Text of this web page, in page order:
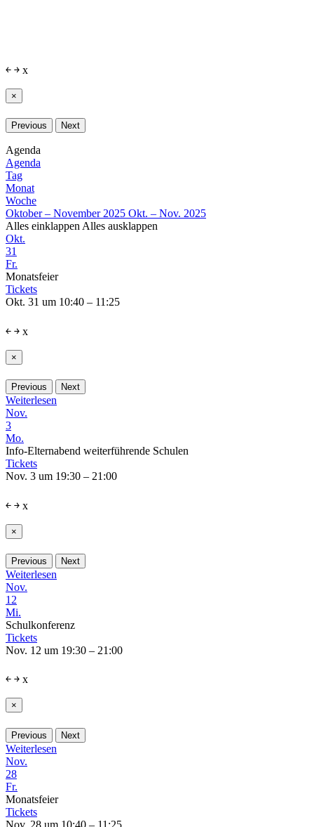
￩ ￫ x
×
Previous Next
Agenda
Agenda
Tag
Monat
Woche
Oktober – November 2025 Okt. – Nov. 2025
Alles einklappen Alles ausklappen
Okt.
31
Fr.
Monatsfeier
Tickets
Okt. 31 um 10:40 – 11:25
￩ ￫ x
×
Previous Next
Weiterlesen
Nov.
3
Mo.
Info-Elternabend weiterführende Schulen
Tickets
Nov. 3 um 19:30 – 21:00
￩ ￫ x
×
Previous Next
Weiterlesen
Nov.
12
Mi.
Schulkonferenz
Tickets
Nov. 12 um 19:30 – 21:00
￩ ￫ x
×
Previous Next
Weiterlesen
Nov.
28
Fr.
Monatsfeier
Tickets
Nov. 28 um 10:40 – 11:25